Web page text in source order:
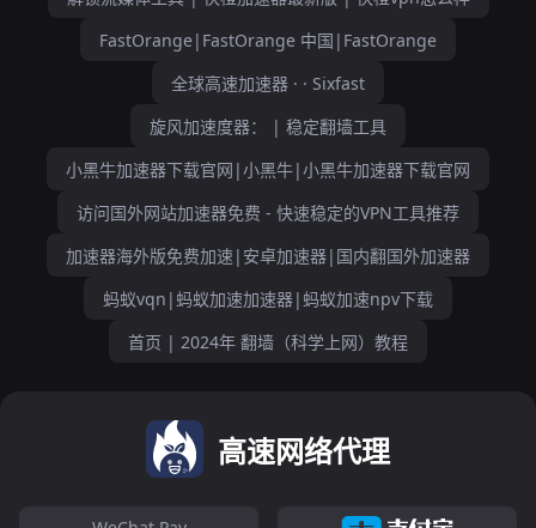
FastOrange|FastOrange 中国|FastOrange
全球高速加速器 · · Sixfast
旋风加速度器： | 稳定翻墙工具
小黑牛加速器下载官网|小黑牛|小黑牛加速器下载官网
访问国外网站加速器免费 - 快速稳定的VPN工具推荐
加速器海外版免费加速|安卓加速器|国内翻国外加速器
蚂蚁vqn|蚂蚁加速加速器|蚂蚁加速npv下载
首页 | 2024年 翻墙（科学上网）教程
高速网络代理